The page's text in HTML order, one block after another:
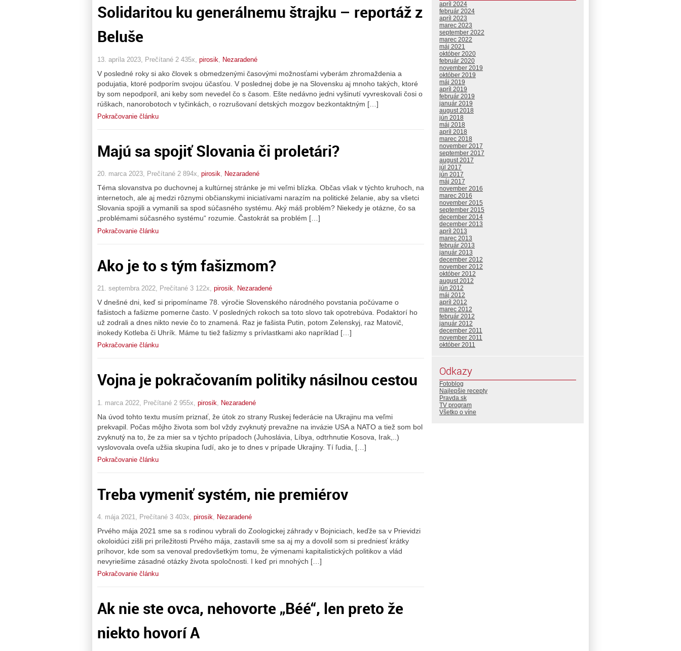
Solidaritou ku generálnemu štrajku – reportáž z
Beluše
13. apríla 2023, Prečítané 2 435x, pirosik Nezaradené
V posledné roky si ako človek s obmedzenými časovými možnosťami vyberám zhromaždenia a
podujatia, ktoré podporím svojou účasťou. V poslednej dobe je na Slovensku aj mnoho takých, ktoré
by som nepodporil, ani keby som nevedel čo s časom. Ešte nedávno jedni vyšinutí vyvreskovali čosi o
rúškach, nanorobotoch v tyčinkách, o rozrušovaní detských mozgov bezkontaktným […]
Pokračovanie článku
Majú sa spojiť Slovania či proletári?
20. marca 2023, Prečítané 2 894x, pirosik, Nezaradené
Téma slovanstva po duchovnej a kultúrnej stránke je mi veľmi blízka. Občas však v týchto kruhoch, na
internetoch, ale aj medzi rôznymi občianskymi iniciatívami narazím na politické želanie, aby sa všetci
Slovania spojili a vymanili sa spod súčasného systému. Aký máš problém? Niekedy je otázne, čo sa
„problémami súčasného systému“ rozumie. Častokrát sa problém […]
Pokračovanie článku
Ako je to s tým fašizmom?
21. septembra 2022, Prečítané 3 122x, pirosik, Nezaradené
V dnešné dni, keď si pripomíname 78. výročie Slovenského národného povstania počúvame o
fašistoch a fašizme pomerne často. V posledných rokoch sa toto slovo tak opotrebúva. Podaktorí ho
už zodrali a dnes nikto nevie čo to znamená. Raz je fašista Putin, potom Zelenskyj, raz Matovič,
inokedy Kotleba či Uhrík. Máme tu tiež fašizmy s prívlastkami ako napríklad […]
Pokračovanie článku
Vojna je pokračovaním politiky násilnou cestou
1. marca 2022, Prečítané 2 955x, pirosik Nezaradené
Na úvod tohto textu musím priznať, že útok zo strany Ruskej federácie na Ukrajinu ma veľmi
prekvapil. Počas môjho života som bol vždy zvyknutý prevažne na invázie USA a NATO a tiež som bol
zvyknutý na to, že za mier sa v týchto prípadoch (Juhoslávia, Líbya, odtrhnutie Kosova, Irak,..)
vyslovovala oveľa užšia skupina ľudí, ako je to dnes v prípade Ukrajiny. Tí ľudia, […]
Pokračovanie článku
Treba vymeniť systém, nie premiérov
4. mája 2021, Prečítané 3 403x, pirosik, Nezaradené
Prvého mája 2021 sme sa s rodinou vybrali do Zoologickej záhrady v Bojniciach, keďže sa v Prievidzi
okoloidúci zišli pri príležitosti Prvého mája, zastavili sme sa aj my a dovolil som si predniesť krátky
príhovor, kde som sa venoval predovšetkým tomu, že výmenami kapitalistických politikov a vlád
nevyriešime zásadné otázky života spoločnosti. I keď pri mnohých […]
Pokračovanie článku
Ak nie ste ovca, nehovorte „Béé“, len preto že
niekto hovorí A
apríl 2024
február 2024
apríl 2023
marec 2023
september 2022
marec 2022
máj 2021
október 2020
február 2020
november 2019
október 2019
máj 2019
apríl 2019
február 2019
január 2019
august 2018
jún 2018
máj 2018
apríl 2018
marec 2018
november 2017
september 2017
august 2017
júl 2017
jún 2017
máj 2017
november 2016
marec 2016
november 2015
september 2015
december 2014
december 2013
apríl 2013
marec 2013
február 2013
január 2013
december 2012
november 2012
október 2012
august 2012
jún 2012
máj 2012
apríl 2012
marec 2012
február 2012
január 2012
december 2011
november 2011
október 2011
Odkazy
Fotoblog
Najlepšie recepty
Pravda.sk
TV program
Všetko o víne